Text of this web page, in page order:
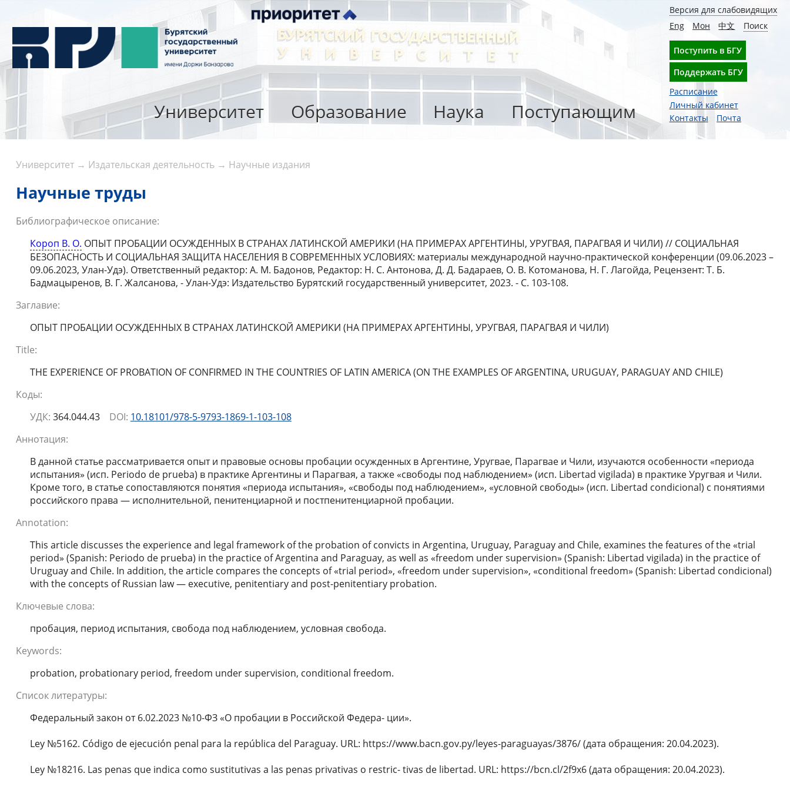
Версия для слабовидящих
Eng
Мон 中文 Поиск
Поступить в БГУ
Поддержать БГУ
Расписание
Личный кабинет
Контакты
Почта
Университет Образование Наука Поступающим
Университет→ Издательская деятельность→ Научные издания
Научные труды
Библиографическое описание:
Короп В. О. ОПЫТ ПРОБАЦИИ ОСУЖДЕННЫХ В СТРАНАХ ЛАТИНСКОЙ АМЕРИКИ (НА ПРИМЕРАХ АРГЕНТИНЫ, УРУГВАЯ, ПАРАГВАЯ И ЧИЛИ) // СОЦИАЛЬНАЯ
БЕЗОПАСНОСТЬ И СОЦИАЛЬНАЯ ЗАЩИТА НАСЕЛЕНИЯ В СОВРЕМЕННЫХ УСЛОВИЯХ: материалы международной научно-практической конференции (09.06.2023 –
09.06.2023, Улан-Удэ). Ответственный редактор: А. М. Бадонов, Редактор: Н. С. Антонова, Д. Д. Бадараев, О. В. Котоманова, Н. Г. Лагойда, Рецензент: Т. Б.
Бадмацыренов, В. Г. Жалсанова, - Улан-Удэ: Издательство Бурятский государственный университет, 2023. - С. 103-108.
Заглавие:
ОПЫТ ПРОБАЦИИ ОСУЖДЕННЫХ В СТРАНАХ ЛАТИНСКОЙ АМЕРИКИ (НА ПРИМЕРАХ АРГЕНТИНЫ, УРУГВАЯ, ПАРАГВАЯ И ЧИЛИ)
Title:
THE EXPERIENCE OF PROBATION OF CONFIRMED IN THE COUNTRIES OF LATIN AMERICA (ON THE EXAMPLES OF ARGENTINA, URUGUAY, PARAGUAY AND CHILE)
Коды:
УДК: 364.044.43 DOI: 10.18101/978-5-9793-1869-1-103-108
Аннотация:
В данной статье рассматривается опыт и правовые основы пробации осужденных в Аргентине, Уругвае, Парагвае и Чили, изучаются особенности «периода
испытания» (исп. Periodo de prueba) в практике Аргентины и Парагвая, а также «свободы под наблюдением» (исп. Libertad vigilada) в практике Уругвая и Чили.
Кроме того, в статье сопоставляются понятия «периода испытания», «свободы под наблюдением», «условной свободы» (исп. Libertad condicional) с понятиями
российского права — исполнительной, пенитенциарной и постпенитенциарной пробации.
Annotation:
This article discusses the experience and legal framework of the probation of convicts in Argentina, Uruguay, Paraguay and Chile, examines the features of the «trial
period» (Spanish: Periodo de prueba) in the practice of Argentina and Paraguay, as well as «freedom under supervision» (Spanish: Libertad vigilada) in the practice of
Uruguay and Chile. In addition, the article compares the concepts of «trial period», «freedom under supervision», «conditional freedom» (Spanish: Libertad condicional)
with the concepts of Russian law — executive, penitentiary and post-penitentiary probation.
Ключевые слова:
пробация, период испытания, свобода под наблюдением, условная свобода.
Keywords:
probation, probationary period, freedom under supervision, conditional freedom.
Список литературы:
Федеральный закон от 6.02.2023 №10-ФЗ «О пробации в Российской Федера- ции».
Ley №5162. Código de ejecución penal para la república del Paraguay. URL: https://www.bacn.gov.py/leyes-paraguayas/3876/ (дата обращения: 20.04.2023).
Ley №18216. Las penas que indica como sustitutivas a las penas privativas o restric- tivas de libertad. URL: https://bcn.cl/2f9x6 (дата обращения: 20.04.2023).